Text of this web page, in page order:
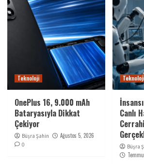
Teknoloji
OnePlus 16, 9.000 mAh
Bataryasıyla Dikkat
Çekiyor
Büşra Şahin Ağustos 5, 2026
0
Teknoloji
Canlı
Büşra